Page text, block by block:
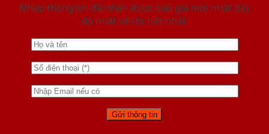
Nhập thông tin để nhận được báo giá mới nhât đầy
đủ nhất và chi tiết nhất.